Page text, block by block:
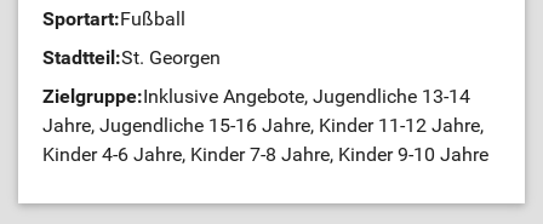
Sportart:Fußball
Stadtteil:St. Georgen
Zielgruppe:Inklusive Angebote, Jugendliche 13-14
Jahre, Jugendliche 15-16 Jahre, Kinder 11-12 Jahre,
Kinder 4-6 Jahre, Kinder 7-8 Jahre, Kinder 9-10 Jahre